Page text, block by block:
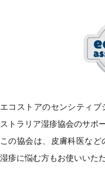
エコストアのセンシティ
ストラリア湿疹協会のサポ
この協会は、皮膚科医など
湿疹に悩む方もお使いいた